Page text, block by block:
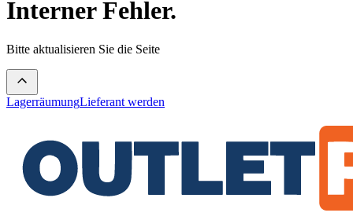
Interner Fehler.
Bitte aktualisieren Sie die Seite
LagerräumungLieferant werden